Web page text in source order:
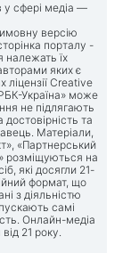
у сфері медіа —
версію
порталу -
належать їх
яких є
Creative
Україна» може
не підлягають
та
Матеріали,
«Партнерський
розміщуються на
які досягли 21-
формат, що
з діяльністю
самі
Онлайн-медіа
21 року.